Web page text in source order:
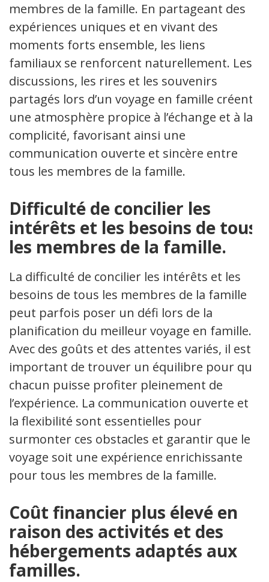
membres de la famille. En partageant des
expériences uniques et en vivant des
moments forts ensemble, les liens
familiaux se renforcent naturellement. Les
discussions, les rires et les souvenirs
partagés lors d’un voyage en famille créent
une atmosphère propice à l’échange et à la
complicité, favorisant ainsi une
communication ouverte et sincère entre
tous les membres de la famille.
Difficulté de concilier les
intérêts et les besoins de tous
les membres de la famille.
La difficulté de concilier les intérêts et les
besoins de tous les membres de la famille
peut parfois poser un défi lors de la
planification du meilleur voyage en famille.
Avec des goûts et des attentes variés, il est
important de trouver un équilibre pour que
chacun puisse profiter pleinement de
l’expérience. La communication ouverte et
la flexibilité sont essentielles pour
surmonter ces obstacles et garantir que le
voyage soit une expérience enrichissante
pour tous les membres de la famille.
Coût financier plus élevé en
raison des activités et des
hébergements adaptés aux
familles.